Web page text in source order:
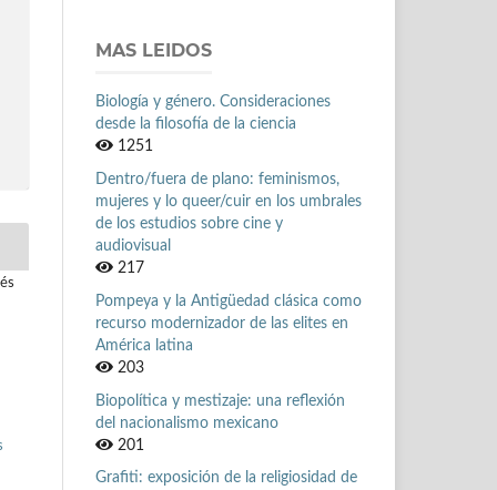
MAS LEIDOS
Biología y género. Consideraciones
desde la filosofía de la ciencia
1251
Dentro/fuera de plano: feminismos,
mujeres y lo queer/cuir en los umbrales
de los estudios sobre cine y
audiovisual
217
Pompeya y la Antigüedad clásica como
recurso modernizador de las elites en
América latina
203
Biopolítica y mestizaje: una reflexión
del nacionalismo mexicano
201
Grafiti: exposición de la religiosidad de